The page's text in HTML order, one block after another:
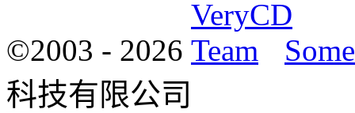
©2003 - 2026
科技有限公司